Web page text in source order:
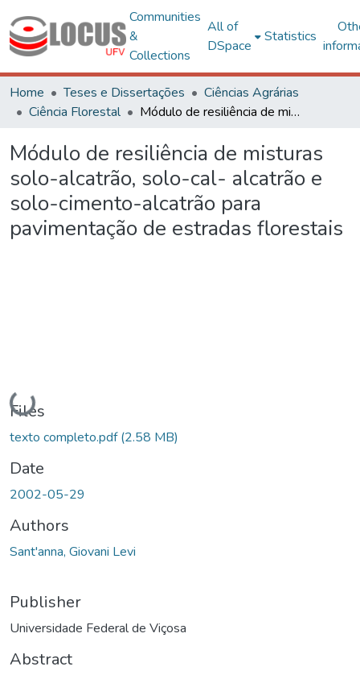
Communities
&
Collections
All of
DSpace
Statistics
Home Teses e Dissertações
Ciências Agrárias
Ciência Florestal
Módulo de resiliência de misturas solo-alcatrão, solo-cal- alcatrão e solo-cimento-alcatrão para pavimentação de estradas florestais
Módulo de resiliência de misturas
solo-alcatrão, solo-cal- alcatrão e
solo-cimento-alcatrão para
pavimentação de estradas florestais
Loading...
Files
texto completo.pdf(2.58 MB)
Date
2002-05-29
Authors
Sant'anna, Giovani Levi
Publisher
Universidade Federal de Viçosa
Abstract